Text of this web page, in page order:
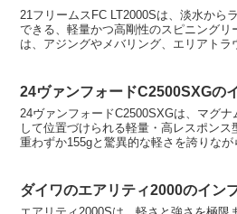
21フリームスFC LT2000Sは、淡水から
できる、軽量かつ高剛性のスピニングリ
は、アジングやメバリング、エリアトラ
24ヴァンフォードC2500SXGの
24ヴァンフォードC2500SXGは、マグナ
して位置づけられる軽量・高レスポンス
重わずか155gと驚異的な軽さを誇りな
ダイワのエアリティ2000のイン